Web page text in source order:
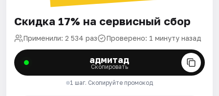
Скидка 17% на сервисный сбор
Применили: 2 534 раз Проверено: 1 минуту назад
адмитад
Скопировать
1 шаг. Скопируйте промокод